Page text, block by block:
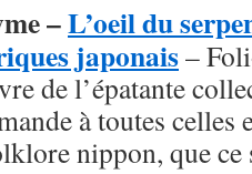
–L’oeil du
japonais–
de l’épatante
à toutes celles
nippon, que